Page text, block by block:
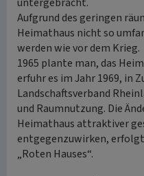
Aufgrund des geringen
Heimathaus nicht so
werden wie vor dem Krieg.
1965 plante man, das
erfuhr es im Jahr 1969, in
Landschaftsverband
und Raumnutzung. Die
Heimathaus attraktiver
entgegenzuwirken,
„Roten Hauses“.